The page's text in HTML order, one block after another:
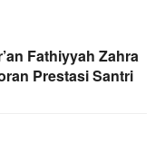
Fathiyyah Zahra
Prestasi Santri